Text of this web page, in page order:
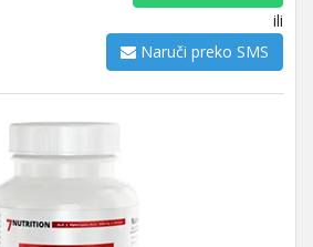
ili
Naruči preko SMS